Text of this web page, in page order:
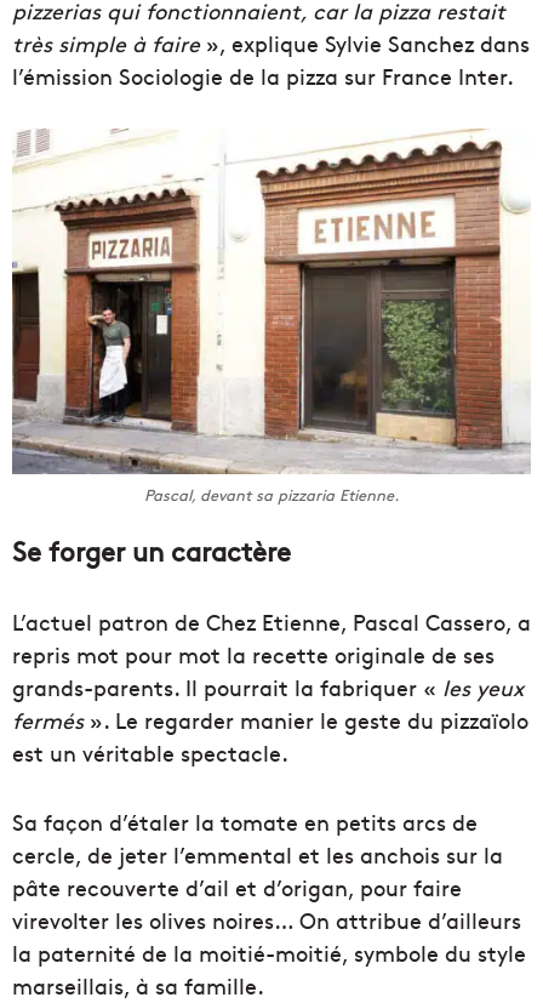
pizzerias qui fonctionnaient, car la pizza restait
très simple à faire», explique Sylvie Sanchez dans
l’émission Sociologie de la pizza sur France Inter.
Pascal, devant sa pizzaria Etienne.
Se forger un caractère
L’actuel patron de Chez Etienne, Pascal Cassero, a
repris mot pour mot la recette originale de ses
grands-parents. Il pourrait la fabriquer « les yeux
fermés». Le regarder manier le geste du pizzaïolo
est un véritable spectacle.
Sa façon d’étaler la tomate en petits arcs de
cercle, de jeter l’emmental et les anchois sur la
pâte recouverte d’ail et d’origan, pour faire
virevolter les olives noires… On attribue d’ailleurs
la paternité de la moitié-moitié, symbole du style
marseillais, à sa famille.